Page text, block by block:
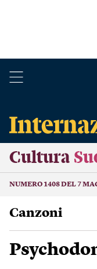
Cultura
NUMERO 1408 DEL 7
Canzoni